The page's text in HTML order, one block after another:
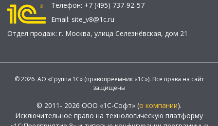
Телефон: +7 (495) 737-92-57
Email: site_v8@1c.ru
Отдел продаж: г. Москва, улица Селезнёвская, дом 21
© 2026 АО «Группа 1С» (правопреемник «1С»). Все права на сайт
защищены
© 2011- 2026 ООО «1С-Софт» (о компании).
Исключительное право на технологическую платформу